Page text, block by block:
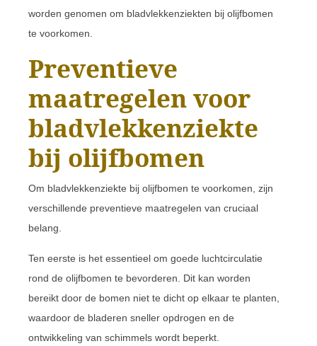
worden genomen om bladvlekkenziekten bij olijfbomen
te voorkomen.
Preventieve
maatregelen voor
bladvlekkenziekte
bij olijfbomen
Om bladvlekkenziekte bij olijfbomen te voorkomen, zijn
verschillende preventieve maatregelen van cruciaal
belang.
Ten eerste is het essentieel om goede luchtcirculatie
rond de olijfbomen te bevorderen. Dit kan worden
bereikt door de bomen niet te dicht op elkaar te planten,
waardoor de bladeren sneller opdrogen en de
ontwikkeling van schimmels wordt beperkt.